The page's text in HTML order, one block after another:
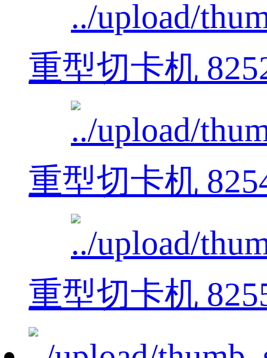
重型切卡机
重型切卡机
重型切卡机